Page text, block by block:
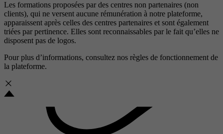
Les formations proposées par des centres non partenaires (non
clients), qui ne versent aucune rémunération à notre plateforme,
apparaissent après celles des centres partenaires et sont également
triées par pertinence. Elles sont reconnaissables par le fait qu’elles ne
disposent pas de logos.
Pour plus d’informations, consultez nos règles de fonctionnement de
la plateforme.